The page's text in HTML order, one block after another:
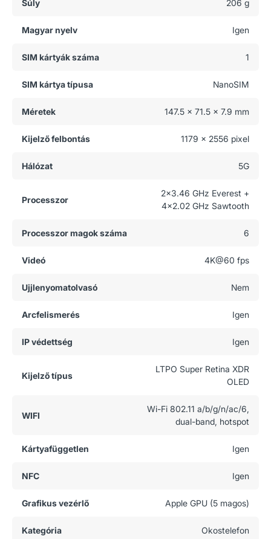
Súly 206 g
Magyar nyelv Igen
SIM kártyák száma 1
SIM kártya típusa NanoSIM
Méretek 147.5 x 71.5 x 7.9 mm
Kijelző felbontás 1179 x 2556 pixel
Hálózat 5G
Processzor
2x3.46 GHz Everest +
4x2.02 GHz Sawtooth
Processzor magok száma 6
Videó 4K@60 fps
Ujjlenyomatolvasó Nem
Arcfelismerés Igen
IP védettség Igen
Kijelző típus
LTPO Super Retina XDR
OLED
WIFI
Wi-Fi 802.11 a/b/g/n/ac/6,
dual-band, hotspot
Kártyafüggetlen Igen
NFC Igen
Grafikus vezérlő Apple GPU (5 magos)
Kategória Okostelefon